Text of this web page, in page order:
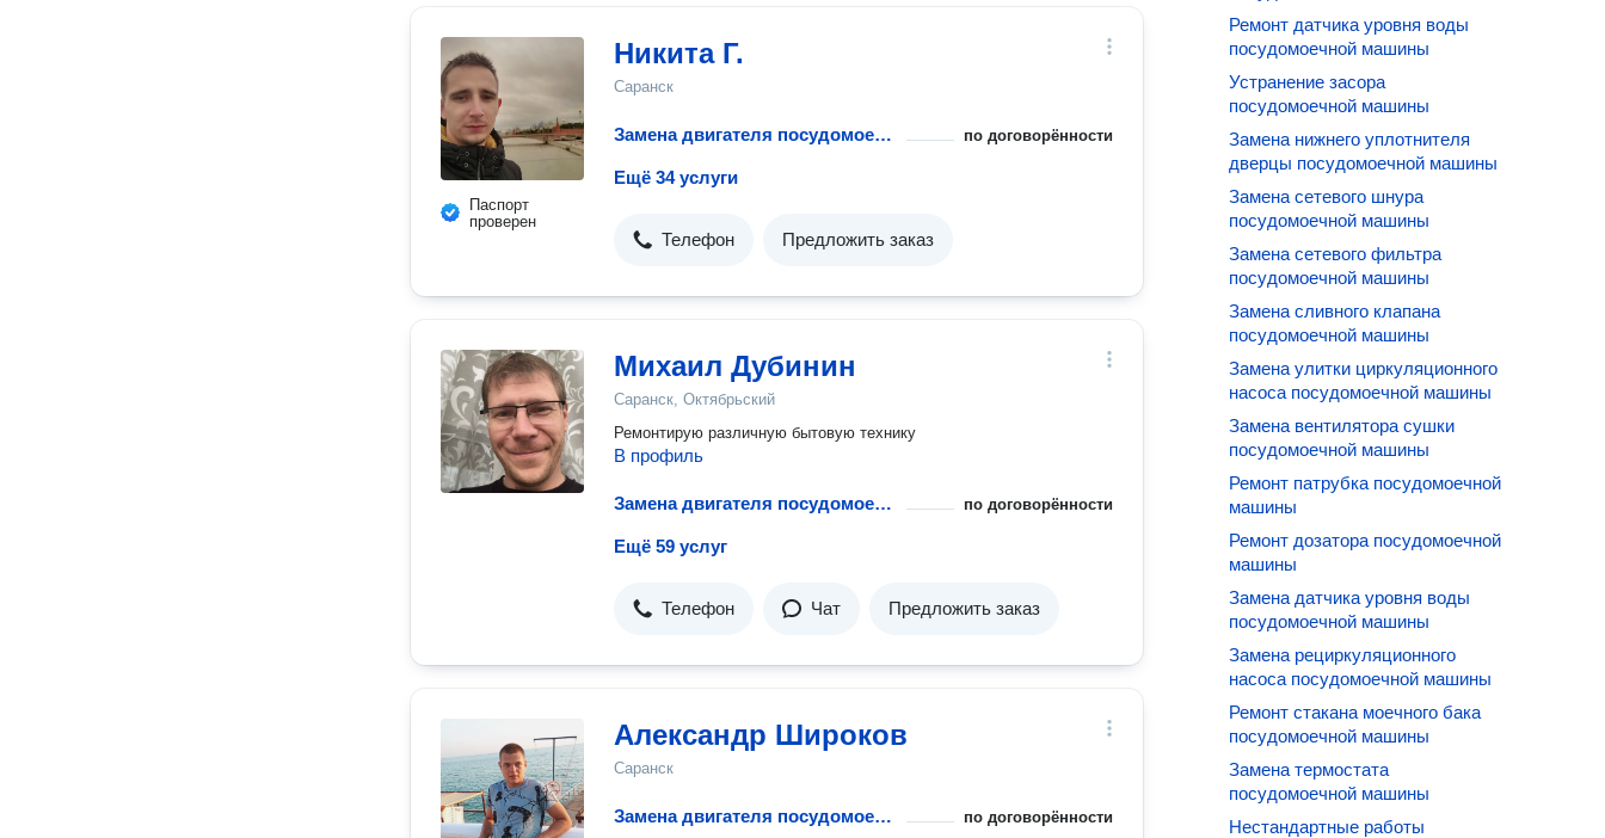
Паспорт
проверен
Никита Г.
Саранск
Замена двигателя посудомоечной машины по договорённости
Ещё 34 услуги
Телефон Предложить заказ
Михаил Дубинин
Саранск, Октябрьский
Ремонтирую различную бытовую технику
В профиль
Замена двигателя посудомоечной машины по договорённости
Ещё 59 услуг
Телефон Чат Предложить заказ
Александр Широков
Саранск
Замена двигателя посудомоечной машины по договорённости
Ремонт датчика уровня воды
посудомоечной машины
Устранение засора
посудомоечной машины
Замена нижнего уплотнителя
дверцы посудомоечной машины
Замена сетевого шнура
посудомоечной машины
Замена сетевого фильтра
посудомоечной машины
Замена сливного клапана
посудомоечной машины
Замена улитки циркуляционного
насоса посудомоечной машины
Замена вентилятора сушки
посудомоечной машины
Ремонт патрубка посудомоечной
машины
Ремонт дозатора посудомоечной
машины
Замена датчика уровня воды
посудомоечной машины
Замена рециркуляционного
насоса посудомоечной машины
Ремонт стакана моечного бака
посудомоечной машины
Замена термостата
посудомоечной машины
Нестандартные работы